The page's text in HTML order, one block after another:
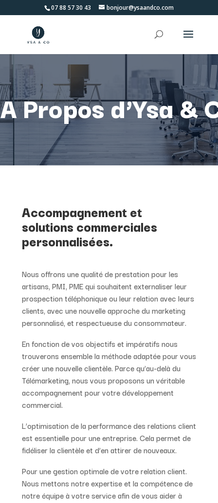
07 88 57 30 43 bonjour@ysaandco.com
A Propos d’Ysa &
Accompagnement et
solutions commerciales
personnalisées.
Nous offrons une qualité de prestation pour les
artisans, PMI, PME qui souhaitent externaliser leur
prospection téléphonique ou leur relation avec leurs
clients, avec une nouvelle approche du marketing
personnalisé, et respectueuse du consommateur.
En fonction de vos objectifs et impératifs nous
trouverons ensemble la méthode adaptée pour vous
créer une nouvelle clientèle. Parce qu’au-delà du
Télémarketing, nous vous proposons un véritable
accompagnement pour votre développement
commercial.
L’optimisation de la performance des relations client
est essentielle pour une entreprise. Cela permet de
fidéliser la clientèle et d’en attirer de nouveaux.
Pour une gestion optimale de votre relation client.
Nous mettons notre expertise et la compétence de
notre équipe à votre serviceafin de vous aider à